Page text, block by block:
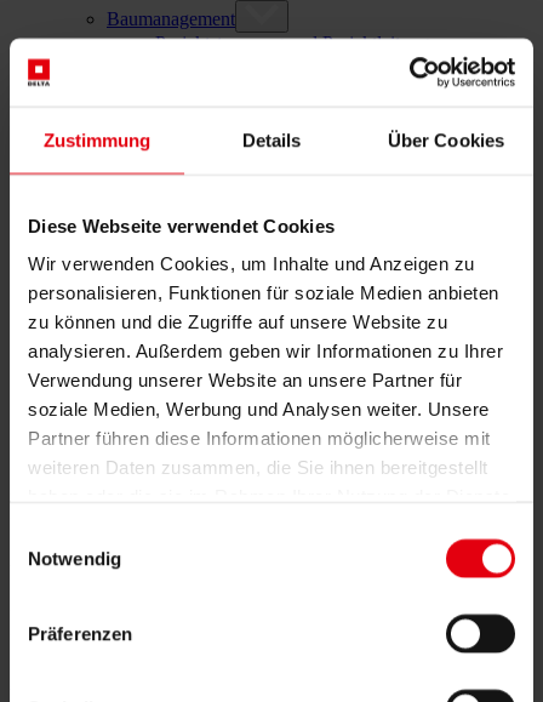
Zustimmung Details Über Cookies
Diese Webseite verwendet Cookies
Wir verwenden Cookies, um Inhalte und Anzeigen zu
personalisieren, Funktionen für soziale Medien anbieten
zu können und die Zugriffe auf unsere Website zu
analysieren. Außerdem geben wir Informationen zu Ihrer
Verwendung unserer Website an unsere Partner für
soziale Medien, Werbung und Analysen weiter. Unsere
Partner führen diese Informationen möglicherweise mit
weiteren Daten zusammen, die Sie ihnen bereitgestellt
Notwendig
Präferenzen
Baumanagement
Projektsteuerung und Projektleitung
Kooperationsmanagement
Vergabe und Vertragsmanagement
Consulting
ESG und EU-Taxonomie Beratung
Gebäudezertifizierung
Gutachten
Projektmonitoring
IT Services
Referenzen
Über uns
Karriere
News & Events
Kontakt
Verwaltungszentrum EcoPoint
Košice